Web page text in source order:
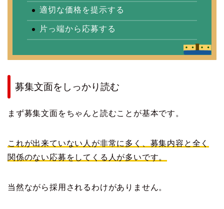
適切な価格を提示する
片っ端から応募する
募集文面をしっかり読む
まず募集文面をちゃんと読むことが基本です。
これが出来ていない人が非常に多く、募集内容と全く
関係のない応募をしてくる人が多いです。
当然ながら採用されるわけがありません。